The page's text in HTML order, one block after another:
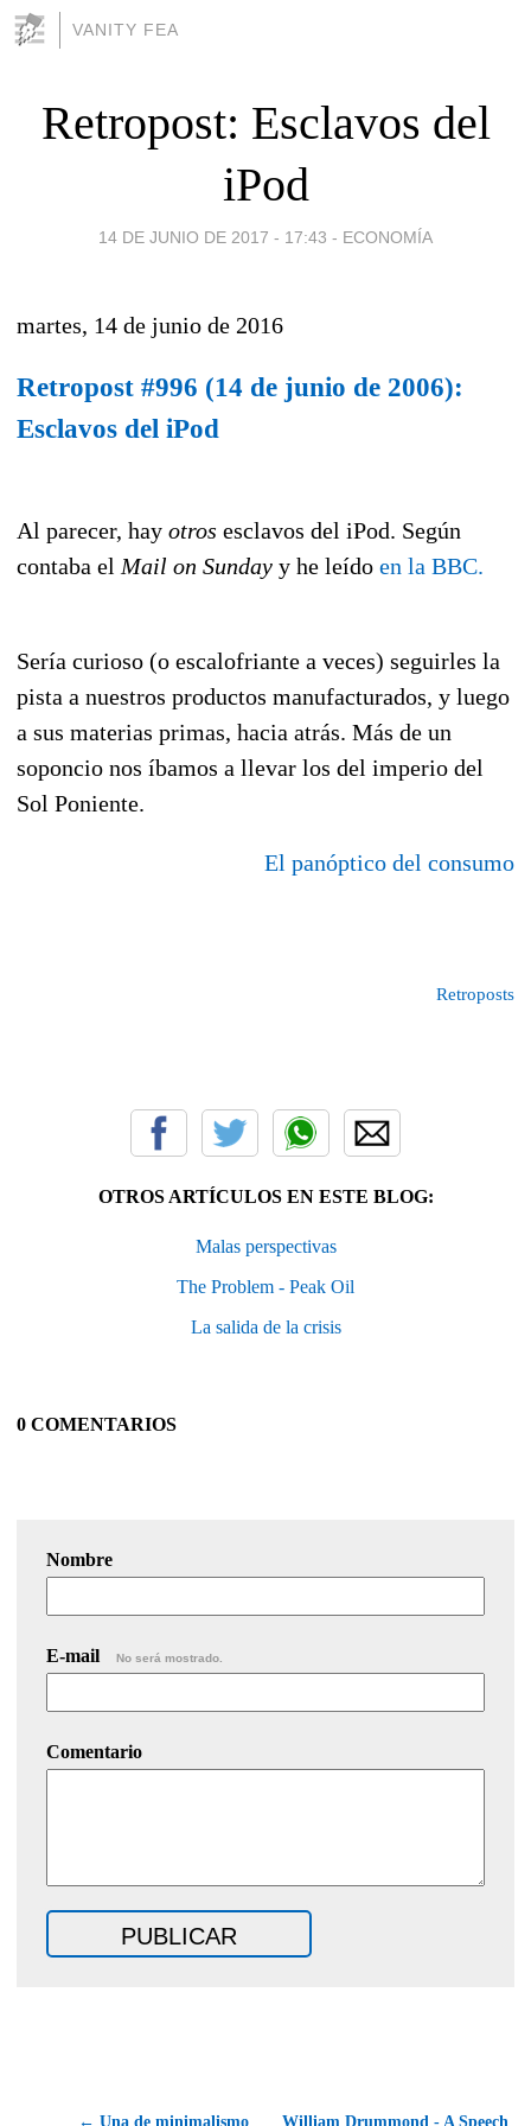
VANITY FEA
Retropost: Esclavos del
iPod
14 DE JUNIO DE 2017 - 17:43 - ECONOMÍA
martes, 14 de junio de 2016
Retropost #996 (14 de junio de 2006):
Esclavos del iPod
Al parecer, hay otros esclavos del iPod. Según
contaba el Mail on Sunday y he leído en la BBC.
Sería curioso (o escalofriante a veces) seguirles la
pista a nuestros productos manufacturados, y luego
a sus materias primas, hacia atrás. Más de un
soponcio nos íbamos a llevar los del imperio del
Sol Poniente.
El panóptico del consumo
Retroposts
OTROS ARTÍCULOS EN ESTE BLOG:
Malas perspectivas
The Problem - Peak Oil
La salida de la crisis
0 COMENTARIOS
Nombre
E-mail No será mostrado.
Comentario
← Una de minimalismo William Drummond - A Speech